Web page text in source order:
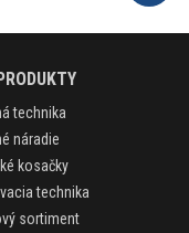
technika
náradie
kosačky
technika
sortiment